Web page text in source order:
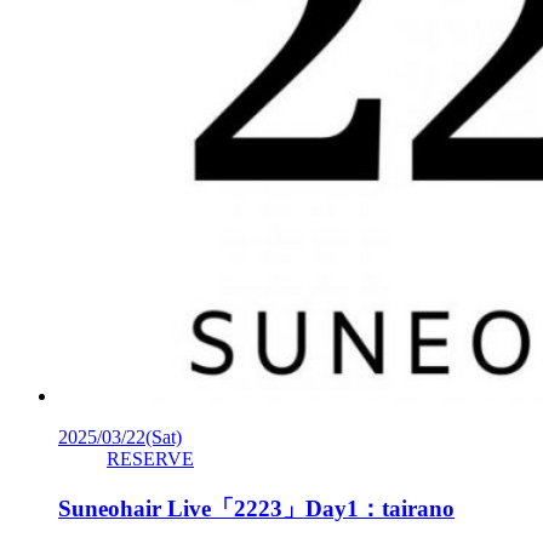
2025/03/22(Sat)
RESERVE
Suneohair Live「2223」Day1：tairano